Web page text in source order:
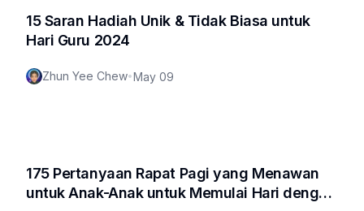
15 Saran Hadiah Unik & Tidak Biasa untuk
Hari Guru 2024
Zhun Yee Chew•May 09
175 Pertanyaan Rapat Pagi yang Menawan
untuk Anak-Anak untuk Memulai Hari dengan